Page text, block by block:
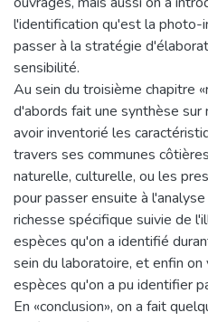
l'identification qu'est la photo-
passer à la stratégie
sensibilité.
Au sein du troisième chapitre
d'abords fait une synthèse
avoir inventorié les
travers ses communes
naturelle, culturelle, ou les
pour passer ensuite à
richesse spécifique suivie de
espèces qu'on a identifié
sein du laboratoire, et enfin on
espèces qu'on a pu identifier
En «conclusion», on a fait